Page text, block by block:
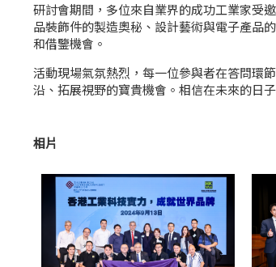
研討會期間，多位來自業界的成功工業家受
品裝飾件的製造奧秘、設計藝術與電子產品
和借鑒機會。
活動現場氣氛熱烈，每一位參與者在答問環
沿、拓展視野的寶貴機會。相信在未來的日
相片